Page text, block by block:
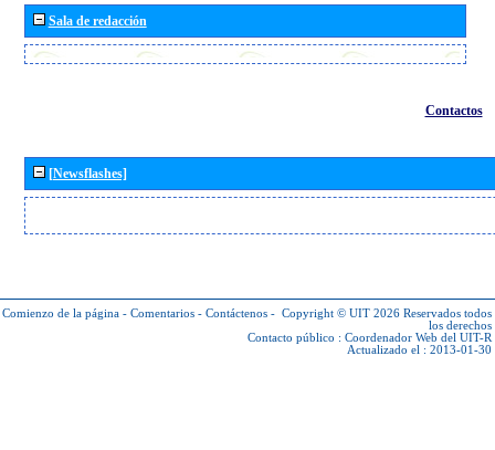
Sala de redacción
Contactos
[Newsflashes]
Comienzo de la página - Comentarios - Contáctenos - Copyright © UIT 2026 Reservados todos
los derechos
Contacto público : Coordenador Web del UIT-R
Actualizado el : 2013-01-30